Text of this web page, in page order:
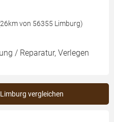
von 56355 Limburg)
/ Reparatur, Verlegen
vergleichen